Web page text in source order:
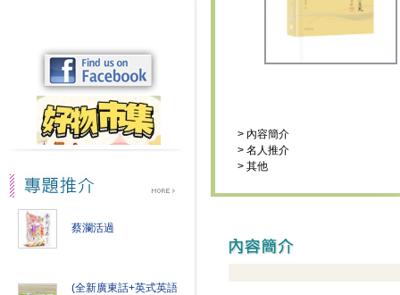
蔡瀾活過
(全新廣東話+英式英語
> 內容簡介
> 名人推介
> 其他